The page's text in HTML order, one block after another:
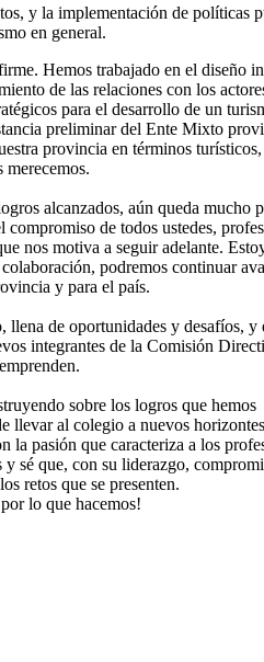
y la implementación de políticas
en general.
Hemos trabajado en el diseño
de las relaciones con los
para el desarrollo de un
preliminar del Ente Mixto
provincia en términos
merecemos.
alcanzados, aún queda mucho
de todos ustedes,
nos motiva a seguir adelante.
podremos continuar
y para el país.
llena de oportunidades y desafíos, y
integrantes de la Comisión
sobre los logros que hemos
llevar al colegio a nuevos
la pasión que caracteriza a los
sé que, con su liderazgo,
retos que se presenten.
lo que hacemos!